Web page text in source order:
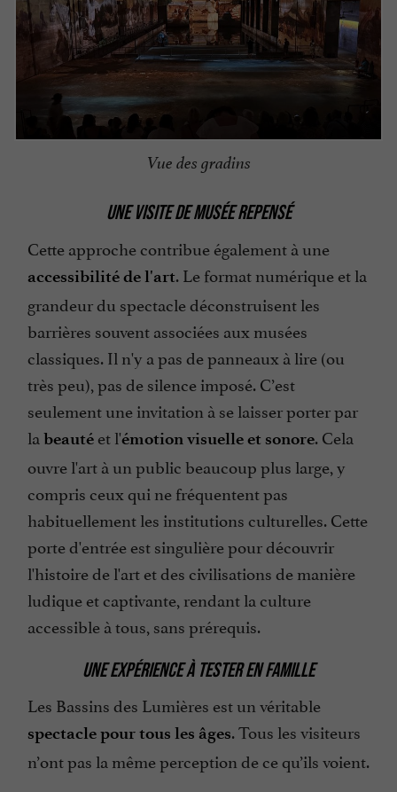
Vue des gradins
UNE VISITE DE MUSÉE REPENSÉ
Cette approche contribue également à une
accessibilité de l'art. Le format numérique et la
grandeur du spectacle déconstruisent les
barrières souvent associées aux musées
classiques. Il n'y a pas de panneaux à lire (ou
très peu), pas de silence imposé. C’est
seulement une invitation à se laisser porter par
la beauté et l'émotion visuelle et sonore. Cela
ouvre l'art à un public beaucoup plus large, y
compris ceux qui ne fréquentent pas
habituellement les institutions culturelles. Cette
porte d'entrée est singulière pour découvrir
l'histoire de l'art et des civilisations de manière
ludique et captivante, rendant la culture
accessible à tous, sans prérequis.
UNE EXPÉRIENCE À TESTER EN FAMILLE
Les Bassins des Lumières est un véritable
spectacle pour tous les âges. Tous les visiteurs
n’ont pas la même perception de ce qu’ils voient.